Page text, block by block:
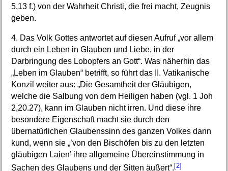
5,13 f.) von der Wahrheit Christi, die frei macht, Zeugnis
geben.
4. Das Volk Gottes antwortet auf diesen Aufruf „vor allem
durch ein Leben in Glauben und Liebe, in der
Darbringung des Lobopfers an Gott“. Was näherhin das
„Leben im Glauben“ betrifft, so führt das II. Vatikanische
Konzil weiter aus: „Die Gesamtheit der Gläubigen,
welche die Salbung von dem Heiligen haben (vgl. 1 Joh
2,20.27), kann im Glauben nicht irren. Und diese ihre
besondere Eigenschaft macht sie durch den
übernatürlichen Glaubenssinn des ganzen Volkes dann
kund, wenn sie „’von den Bischöfen bis zu den letzten
gläubigen Laien’ ihre allgemeine Übereinstimmung in
Sachen des Glaubens und der Sitten äußert“.[2]